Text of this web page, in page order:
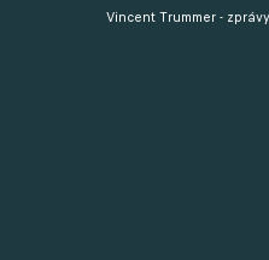
Vincent Trummer -